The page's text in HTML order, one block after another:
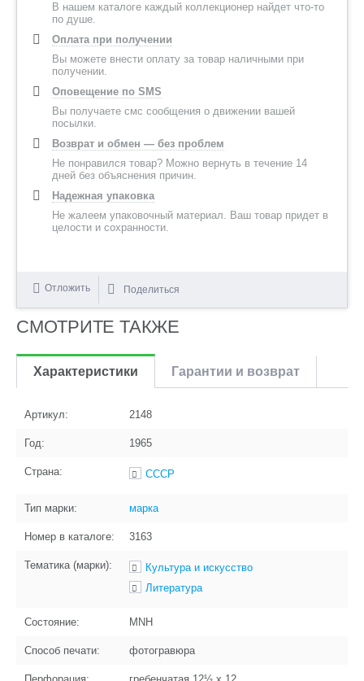
В нашем каталоге каждый коллекционер найдет что-то
по душе.
Оплата при получении
Вы можете внести оплату за товар наличными при
получении.
Оповещение по SMS
Вы получаете смс сообщения о движении вашей
посылки.
Возврат и обмен — без проблем
Не понравился товар? Можно вернуть в течение 14
дней без объяснения причин.
Надежная упаковка
Не жалеем упаковочный материал. Ваш товар придет в
целости и сохранности.
Отложить Поделиться
СМОТРИТЕ ТАКЖЕ
Характеристики Гарантии и возврат
Артикул: 2148
Год: 1965
Страна: СССР
Тип марки: марка
Номер в каталоге: 3163
Тематика (марки):
Культура и искусство
Литература
Состояние: MNH
Способ печати: фотогравюра